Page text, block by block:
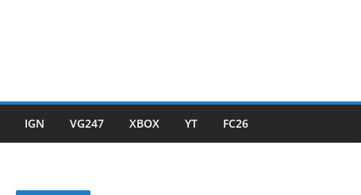
IGN VG247 XBOX YT FC26